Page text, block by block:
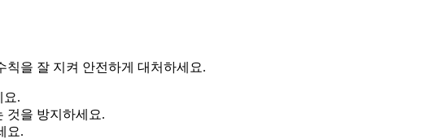
칙을 잘 지켜 안전하게 대처하세요.
요.
것을 방지하세요.
요.